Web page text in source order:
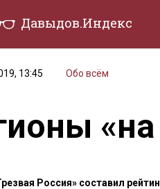
Давыдов.Индекс
13:45
Обо всём
Россия» составил